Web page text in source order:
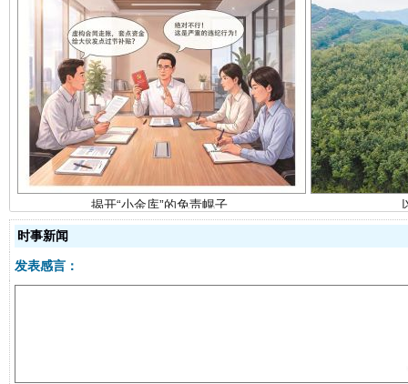
揭开“小金库”的免责幌子
时事新闻
发表感言：